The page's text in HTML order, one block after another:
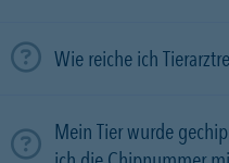
Wie reiche ich
Mein Tier wurde